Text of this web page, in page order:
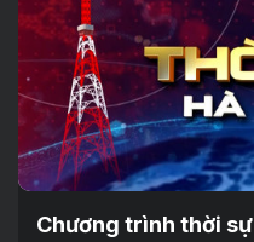
Chương trình thời